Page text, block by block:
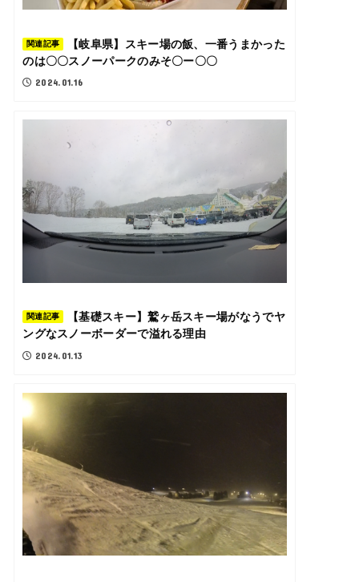
関連記事
【岐阜県】スキー場の飯、一番うまかった
のは〇〇スノーパークのみそ〇ー〇〇
2024.01.16
関連記事
【基礎スキー】鷲ヶ岳スキー場がなうでヤ
ングなスノーボーダーで溢れる理由
2024.01.13